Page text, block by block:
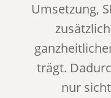
Umsetzung,
trägt.
nur